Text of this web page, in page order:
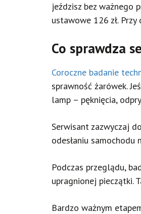
jeździsz bez ważnego
ustawowe 126 zł.
Co sprawdza
Coroczne badanie
sprawność żarówek.
lamp – pęknięcia,
Serwisant zazwyczaj
odesłaniu samochodu
Podczas przeglądu,
upragnionej pieczątki.
Bardzo ważnym